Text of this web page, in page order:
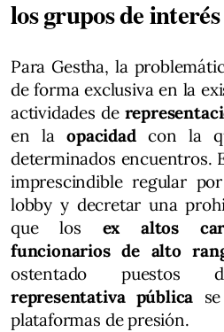
los grupos de interés
Para Gestha, la
de forma exclusiva en la
actividades de
en laopacidadcon la
determinados encuentros.
imprescindible regular
lobby y decretar una
que los ex altos
funcionarios de alto
ostentado
representativa pública
plataformas de presión.